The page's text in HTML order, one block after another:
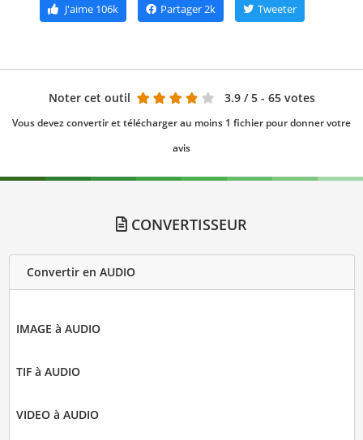
J'aime106k Partager2k Tweeter
Noter cet outil 3.9 / 5 - 65 votes
Vous devez convertir et télécharger au moins 1 fichier pour donner votre
avis
CONVERTISSEUR
Convertir en AUDIO
IMAGE à AUDIO
TIF à AUDIO
VIDEO à AUDIO